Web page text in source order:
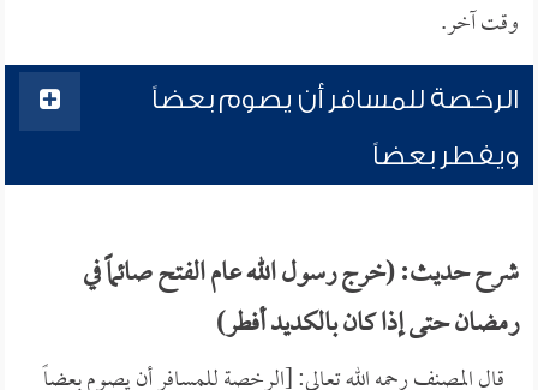
وقت آخر.
الرخصة للمسافر أن يصوم بعضاً
ويفطر بعضاً
شرح حديث: (خرج رسول الله عام الفتح صائماً في
رمضان حتى إذا كان بالكديد أفطر)